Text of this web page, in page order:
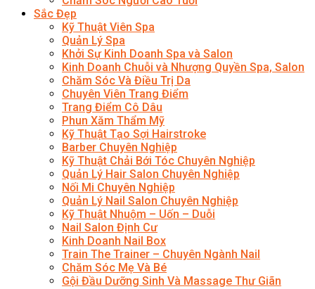
Sắc Đẹp
Kỹ Thuật Viên Spa
Quản Lý Spa
Khởi Sự Kinh Doanh Spa và Salon
Kinh Doanh Chuỗi và Nhượng Quyền Spa, Salon
Chăm Sóc Và Điều Trị Da
Chuyên Viên Trang Điểm
Trang Điểm Cô Dâu
Phun Xăm Thẩm Mỹ
Kỹ Thuật Tạo Sợi Hairstroke
Barber Chuyên Nghiệp
Kỹ Thuật Chải Bới Tóc Chuyên Nghiệp
Quản Lý Hair Salon Chuyên Nghiệp
Nối Mi Chuyên Nghiệp
Quản Lý Nail Salon Chuyên Nghiệp
Kỹ Thuật Nhuộm – Uốn – Duỗi
Nail Salon Định Cư
Kinh Doanh Nail Box
Train The Trainer – Chuyên Ngành Nail
Chăm Sóc Mẹ Và Bé
Gội Đầu Dưỡng Sinh Và Massage Thư Giãn